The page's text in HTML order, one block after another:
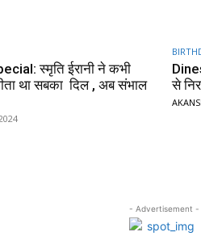
स्मृति ईरानी ने कभी
था सबका दिल , अब संभाल
से
- Advertisement -